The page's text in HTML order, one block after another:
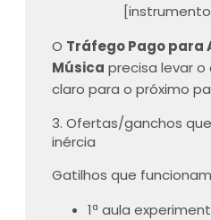
O Tráfego Pago para
Música precisa levar o
claro para o próximo
3. Ofertas/ganchos
inércia
Gatilhos que
1ª aula